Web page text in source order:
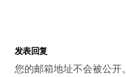
发表回复
您的邮箱地址不会被公开。